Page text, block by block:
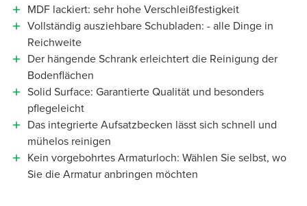
MDF lackiert: sehr hohe Verschleißfestigkeit
Vollständig ausziehbare Schubladen: - alle Dinge in
Reichweite
Der hängende Schrank erleichtert die Reinigung der
Bodenflächen
Solid Surface: Garantierte Qualität und besonders
pflegeleicht
Das integrierte Aufsatzbecken lässt sich schnell und
mühelos reinigen
Kein vorgebohrtes Armaturloch: Wählen Sie selbst, wo
Sie die Armatur anbringen möchten